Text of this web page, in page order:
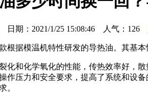
期：2021/1/25 15:08:46 人气： 126
根据模温机特性研发的导热油。其基
化和化学氧化的性能，传热效率好，
作压力和安全要求，提高了系统和设
。